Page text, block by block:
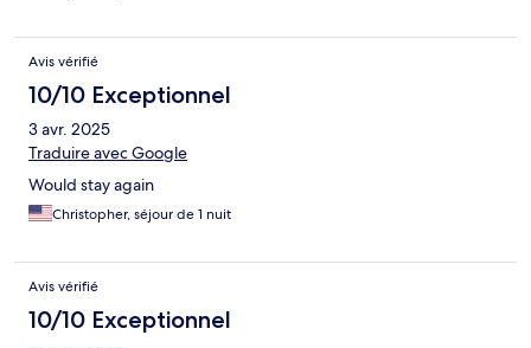
Avis vérifié
10/10 Exceptionnel
3 avr. 2025
Traduire avec Google
Would stay again
Christopher, séjour de 1 nuit
Avis vérifié
10/10 Exceptionnel